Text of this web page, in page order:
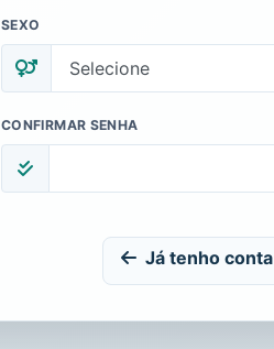
SEXO
CONFIRMAR SENHA
Já tenho conta